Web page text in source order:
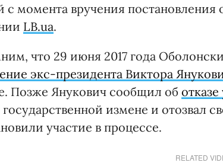
с момента вручения
LB.ua.
что 29 июня 2017 года
экс-президента Виктора
Позже Янукович сообщил об
измене и отозвал
участие в процессе.
RELATED